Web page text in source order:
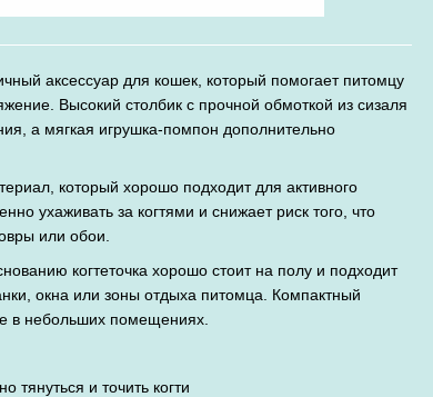
аксессуар для кошек, который помогает питомцу
Высокий столбик с прочной обмоткой из сизаля
а мягкая игрушка-помпон дополнительно
который хорошо подходит для активного
ухаживать за когтями и снижает риск того, что
или обои.
когтеточка хорошо стоит на полу и подходит
окна или зоны отдыха питомца. Компактный
в небольших помещениях.
и точить когти